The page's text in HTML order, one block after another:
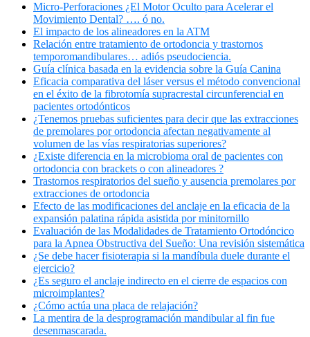
Micro-Perforaciones ¿El Motor Oculto para Acelerar el
Movimiento Dental? …. ó no.
El impacto de los alineadores en la ATM
Relación entre tratamiento de ortodoncia y trastornos
temporomandibulares… adiós pseudociencia.
Guía clínica basada en la evidencia sobre la Guía Canina
Eficacia comparativa del láser versus el método convencional
en el éxito de la fibrotomía supracrestal circunferencial en
pacientes ortodónticos
¿Tenemos pruebas suficientes para decir que las extracciones
de premolares por ortodoncia afectan negativamente al
volumen de las vías respiratorias superiores?
¿Existe diferencia en la microbioma oral de pacientes con
ortodoncia con brackets o con alineadores ?
Trastornos respiratorios del sueño y ausencia premolares por
extracciones de ortodoncia
Efecto de las modificaciones del anclaje en la eficacia de la
expansión palatina rápida asistida por minitornillo
Evaluación de las Modalidades de Tratamiento Ortodóncico
para la Apnea Obstructiva del Sueño: Una revisión sistemática
¿Se debe hacer fisioterapia si la mandíbula duele durante el
ejercicio?
¿Es seguro el anclaje indirecto en el cierre de espacios con
microimplantes?
¿Cómo actúa una placa de relajación?
La mentira de la desprogramación mandibular al fin fue
desenmascarada.